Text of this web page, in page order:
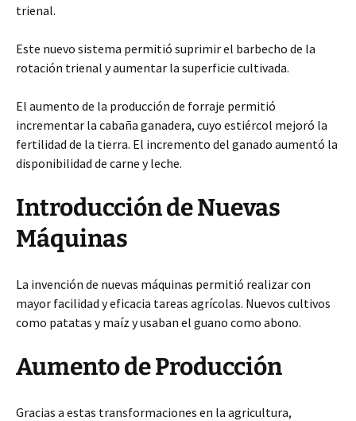
trienal.
Este nuevo sistema permitió suprimir el barbecho de la
rotación trienal y aumentar la superficie cultivada.
El aumento de la producción de forraje permitió
incrementar la cabaña ganadera, cuyo estiércol mejoró la
fertilidad de la tierra. El incremento del ganado aumentó la
disponibilidad de carne y leche.
Introducción de Nuevas
Máquinas
La invención de nuevas máquinas permitió realizar con
mayor facilidad y eficacia tareas agrícolas. Nuevos cultivos
como patatas y maíz y usaban el guano como abono.
Aumento de Producción
Gracias a estas transformaciones en la agricultura,